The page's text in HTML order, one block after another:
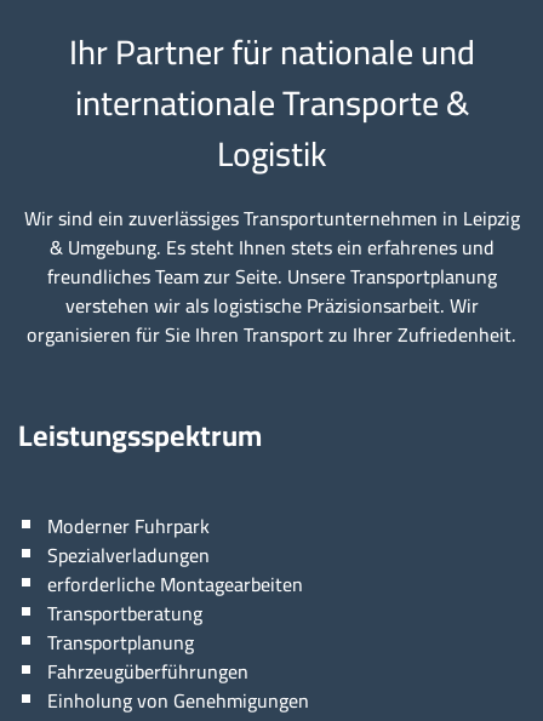
Ihr Partner für nationale und
internationale Transporte &
Logistik
Wir sind ein zuverlässiges Transportunternehmen in Leipzig
& Umgebung. Es steht Ihnen stets ein erfahrenes und
freundliches Team zur Seite. Unsere Transportplanung
verstehen wir als logistische Präzisionsarbeit. Wir
organisieren für Sie Ihren Transport zu Ihrer Zufriedenheit.
Leistungsspektrum
Moderner Fuhrpark
Spezialverladungen
erforderliche Montagearbeiten
Transportberatung
Transportplanung
Fahrzeugüberführungen
Einholung von Genehmigungen